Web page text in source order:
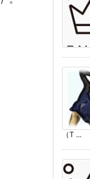
（T ...